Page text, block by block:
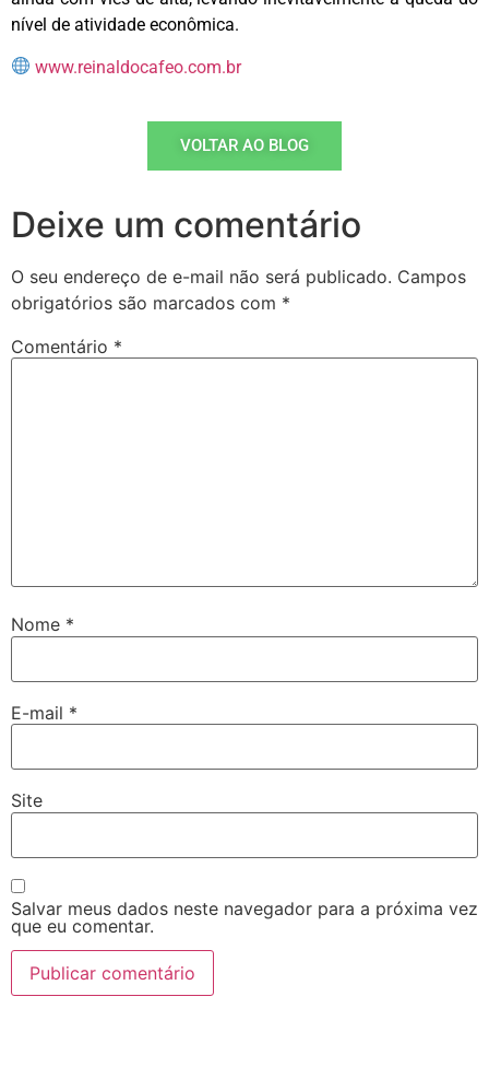
nível de atividade econômica.
www.reinaldocafeo.com.br
VOLTAR AO BLOG
Deixe um comentário
O seu endereço de e-mail não será publicado. Campos
obrigatórios são marcados com *
Comentário *
Nome *
E-mail *
Site
Salvar meus dados neste navegador para a próxima vez
que eu comentar.